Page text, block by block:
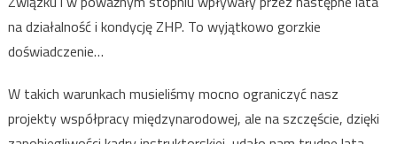
na działalność i kondycję ZHP. To wyjątkowo gorzkie
doświadczenie…
W takich warunkach musieliśmy mocno ograniczyć nasz
projekty współpracy międzynarodowej, ale na szczęście, dzięki